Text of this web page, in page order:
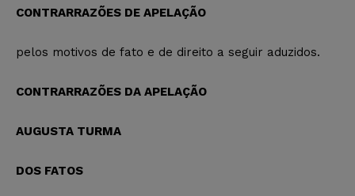
CONTRARRAZÕES DE APELAÇÃO
pelos motivos de fato e de direito a seguir aduzidos.
CONTRARRAZÕES DA APELAÇÃO
AUGUSTA TURMA
DOS FATOS